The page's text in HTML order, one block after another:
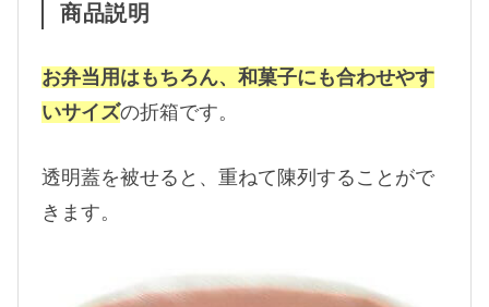
商品説明
お弁当用はもちろん、和菓子にも合わせやす
いサイズの折箱です。
透明蓋を被せると、重ねて陳列することがで
きます。